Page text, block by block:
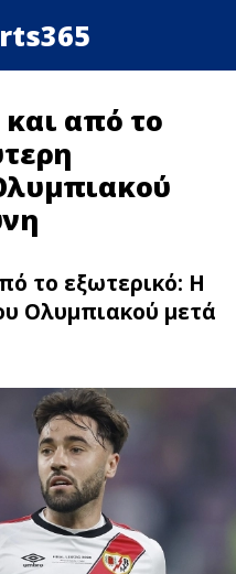
από το
το εξωτερικό: Η
Ολυμπιακού μετά